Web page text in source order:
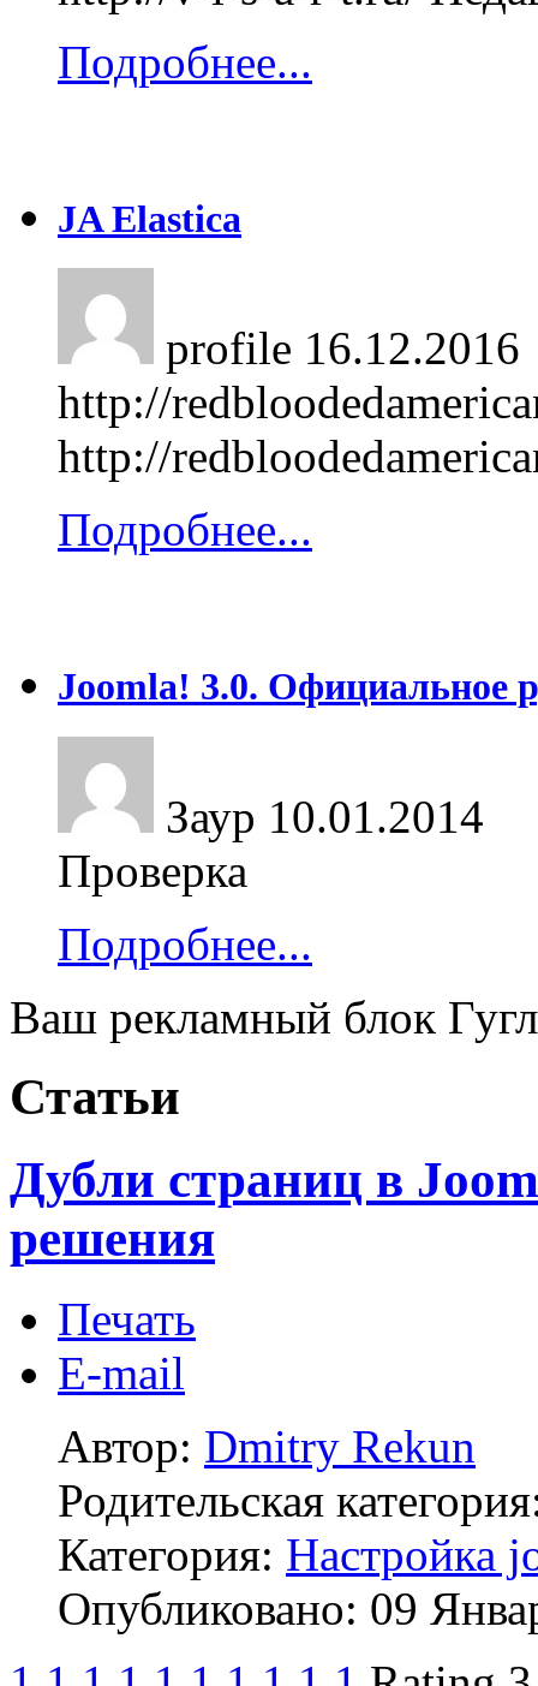
Подробнее...
JA Elastica
profile 16.12.2016
http://
http://
Подробнее...
Joomla! 3.0. Официальное
Заур 10.01.2014
Проверка
Подробнее...
Ваш рекламный блок
Статьи
Дубли страниц в
решения
Печать
E-mail
Автор: Dmitry Rekun
Родительская
Категория: Настройка
Опубликовано: 09